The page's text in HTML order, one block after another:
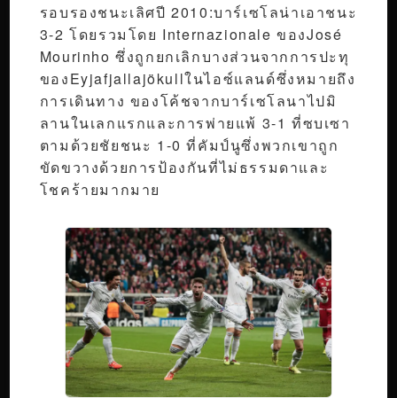
รอบรองชนะเลิศปี 2010:บาร์เซโลน่าเอาชนะ
3-2 โดยรวมโดย Internazionale ของJosé
Mourinho ซึ่งถูกยกเลิกบางส่วนจากการปะทุ
ของEyjafjallajökullในไอซ์แลนด์ซึ่งหมายถึง
การเดินทาง ของโค้ชจากบาร์เซโลนาไปมิ
ลานในเลกแรกและการพ่ายแพ้ 3-1 ที่ซบเซา
ตามด้วยชัยชนะ 1-0 ที่คัมป์นูซึ่งพวกเขาถูก
ขัดขวางด้วยการป้องกันที่ไม่ธรรมดาและ
โชคร้ายมากมาย